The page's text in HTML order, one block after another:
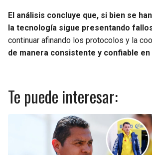
El análisis concluye que, si bien se
la tecnología sigue presentando
continuar afinando los protocolos y la
de manera consistente y confiable en
Te puede interesar: